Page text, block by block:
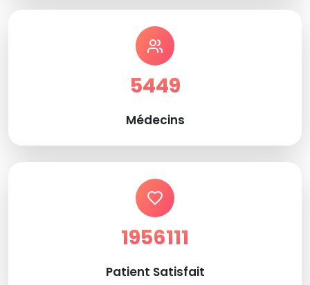
5449
Médecins
1956111
Patient Satisfait